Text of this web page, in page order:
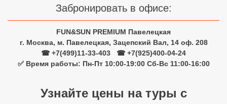
Забронировать в офисе:
FUN&SUN PREMIUM Павелецкая
г. Москва, м. Павелецкая, Зацепский Вал, 14 оф. 208
☎ +7(499)11-33-403
☎ +7(925)400-04-24
✅ Время работы: Пн-Пт 10:00-19:00 Сб-Вс 11:00-16:00
Узнайте цены на туры с